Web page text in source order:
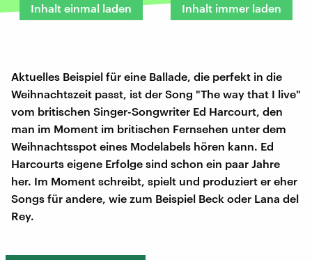
Inhalt einmal laden Inhalt immer laden
Aktuelles Beispiel für eine Ballade, die perfekt in die
Weihnachtszeit passt, ist der Song "The way that I live"
vom britischen Singer-Songwriter Ed Harcourt, den
man im Moment im britischen Fernsehen unter dem
Weihnachtsspot eines Modelabels hören kann. Ed
Harcourts eigene Erfolge sind schon ein paar Jahre
her. Im Moment schreibt, spielt und produziert er eher
Songs für andere, wie zum Beispiel Beck oder Lana del
Rey.